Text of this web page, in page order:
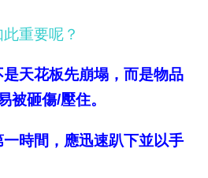
重要呢？
天花板先崩塌，而是物品
被砸傷/壓住。
時間，應迅速趴下並以手